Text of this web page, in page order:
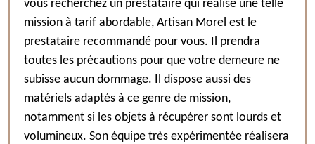
vous recherchez un prestataire qui réalise une telle
mission à tarif abordable, Artisan Morel est le
prestataire recommandé pour vous. Il prendra
toutes les précautions pour que votre demeure ne
subisse aucun dommage. Il dispose aussi des
matériels adaptés à ce genre de mission,
notamment si les objets à récupérer sont lourds et
volumineux. Son équipe très expérimentée réalisera